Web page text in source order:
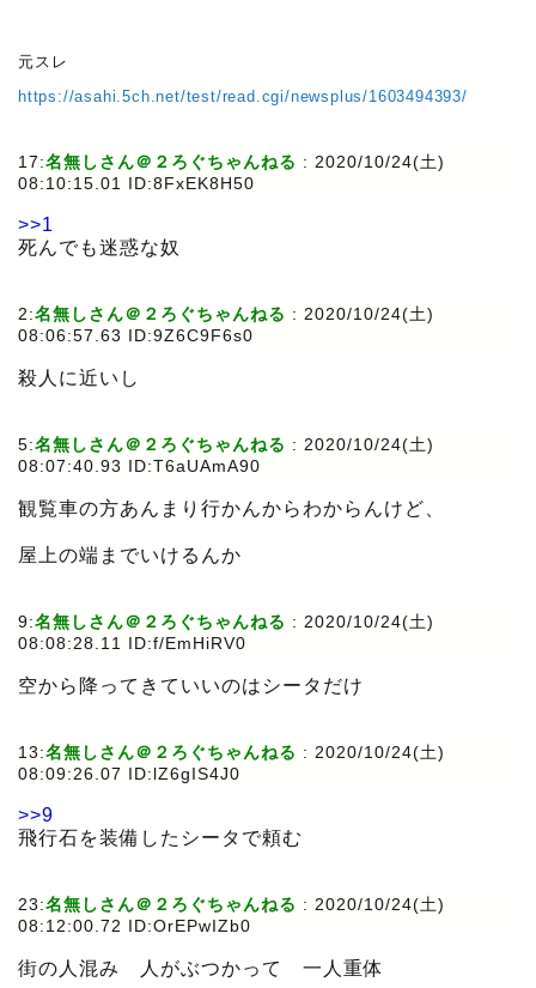
元スレ
https://asahi.5ch.net/test/read.cgi/newsplus/1603494393/
17:名無しさん＠２ろぐちゃんねる : 2020/10/24(土)
08:10:15.01 ID:8FxEK8H50
>>1
死んでも迷惑な奴
2:名無しさん＠２ろぐちゃんねる : 2020/10/24(土)
08:06:57.63 ID:9Z6C9F6s0
殺人に近いし
5:名無しさん＠２ろぐちゃんねる : 2020/10/24(土)
08:07:40.93 ID:T6aUAmA90
観覧車の方あんまり行かんからわからんけど、
屋上の端までいけるんか
9:名無しさん＠２ろぐちゃんねる : 2020/10/24(土)
08:08:28.11 ID:f/EmHiRV0
空から降ってきていいのはシータだけ
13:名無しさん＠２ろぐちゃんねる : 2020/10/24(土)
08:09:26.07 ID:lZ6gIS4J0
>>9
飛行石を装備したシータで頼む
23:名無しさん＠２ろぐちゃんねる : 2020/10/24(土)
08:12:00.72 ID:OrEPwIZb0
街の人混み 人がぶつかって 一人重体